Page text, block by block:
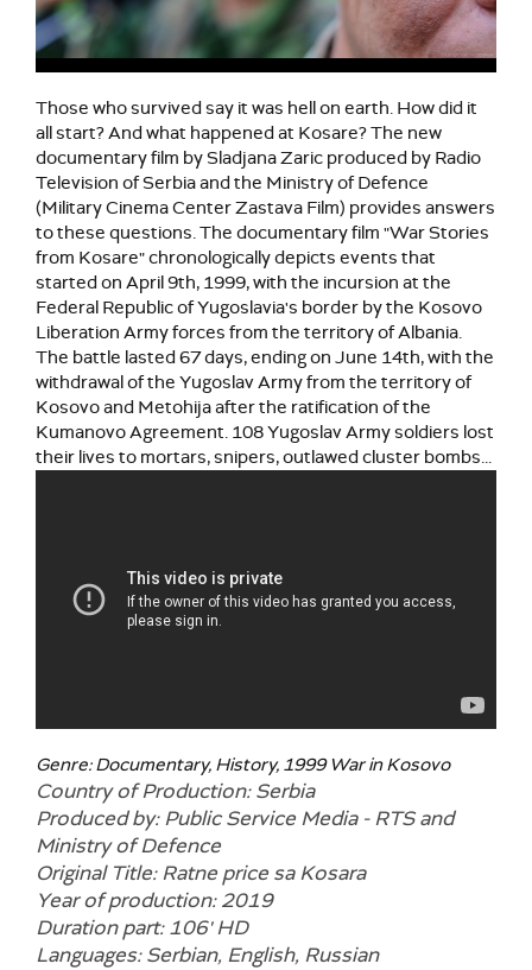
Those who survived say it was hell on earth. How did it
all start? And what happened at Kosare? The new
documentary film by Sladjana Zaric produced by Radio
Television of Serbia and the Ministry of Defence
(Military Cinema Center Zastava Film) provides answers
to these questions. The documentary film "War Stories
from Kosare" chronologically depicts events that
started on April 9th, 1999, with the incursion at the
Federal Republic of Yugoslavia's border by the Kosovo
Liberation Army forces from the territory of Albania.
The battle lasted 67 days, ending on June 14th, with the
withdrawal of the Yugoslav Army from the territory of
Kosovo and Metohija after the ratification of the
Kumanovo Agreement. 108 Yugoslav Army soldiers lost
their lives to mortars, snipers, outlawed cluster bombs...
Genre: Documentary, History, 1999 War in Kosovo
Country of Production: Serbia
Produced by: Public Service Media - RTS and
Ministry of Defence
Original Title: Ratne price sa Kosara
Year of production: 2019
Duration part: 106' HD
Languages: Serbian, English, Russian